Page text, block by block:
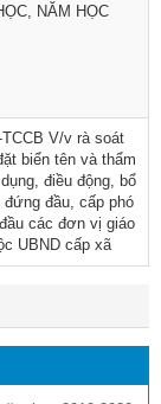
NĂM HỌC
V/v rà soát
biển tên và thẩm
điều động, bổ
đầu, cấp phó
các đơn vị giáo
UBND cấp xã